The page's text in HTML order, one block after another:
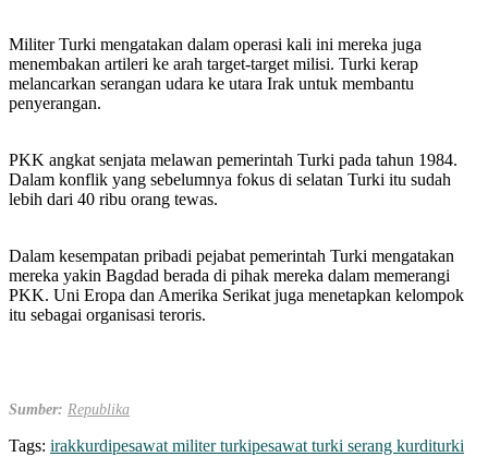
Militer Turki mengatakan dalam operasi kali ini mereka juga
menembakan artileri ke arah target-target milisi. Turki kerap
melancarkan serangan udara ke utara Irak untuk membantu
penyerangan.
PKK angkat senjata melawan pemerintah Turki pada tahun 1984.
Dalam konflik yang sebelumnya fokus di selatan Turki itu sudah
lebih dari 40 ribu orang tewas.
Dalam kesempatan pribadi pejabat pemerintah Turki mengatakan
mereka yakin Bagdad berada di pihak mereka dalam memerangi
PKK. Uni Eropa dan Amerika Serikat juga menetapkan kelompok
itu sebagai organisasi teroris.
Sumber: Republika
Tags: irakkurdipesawat militer turkipesawat turki serang kurditurki